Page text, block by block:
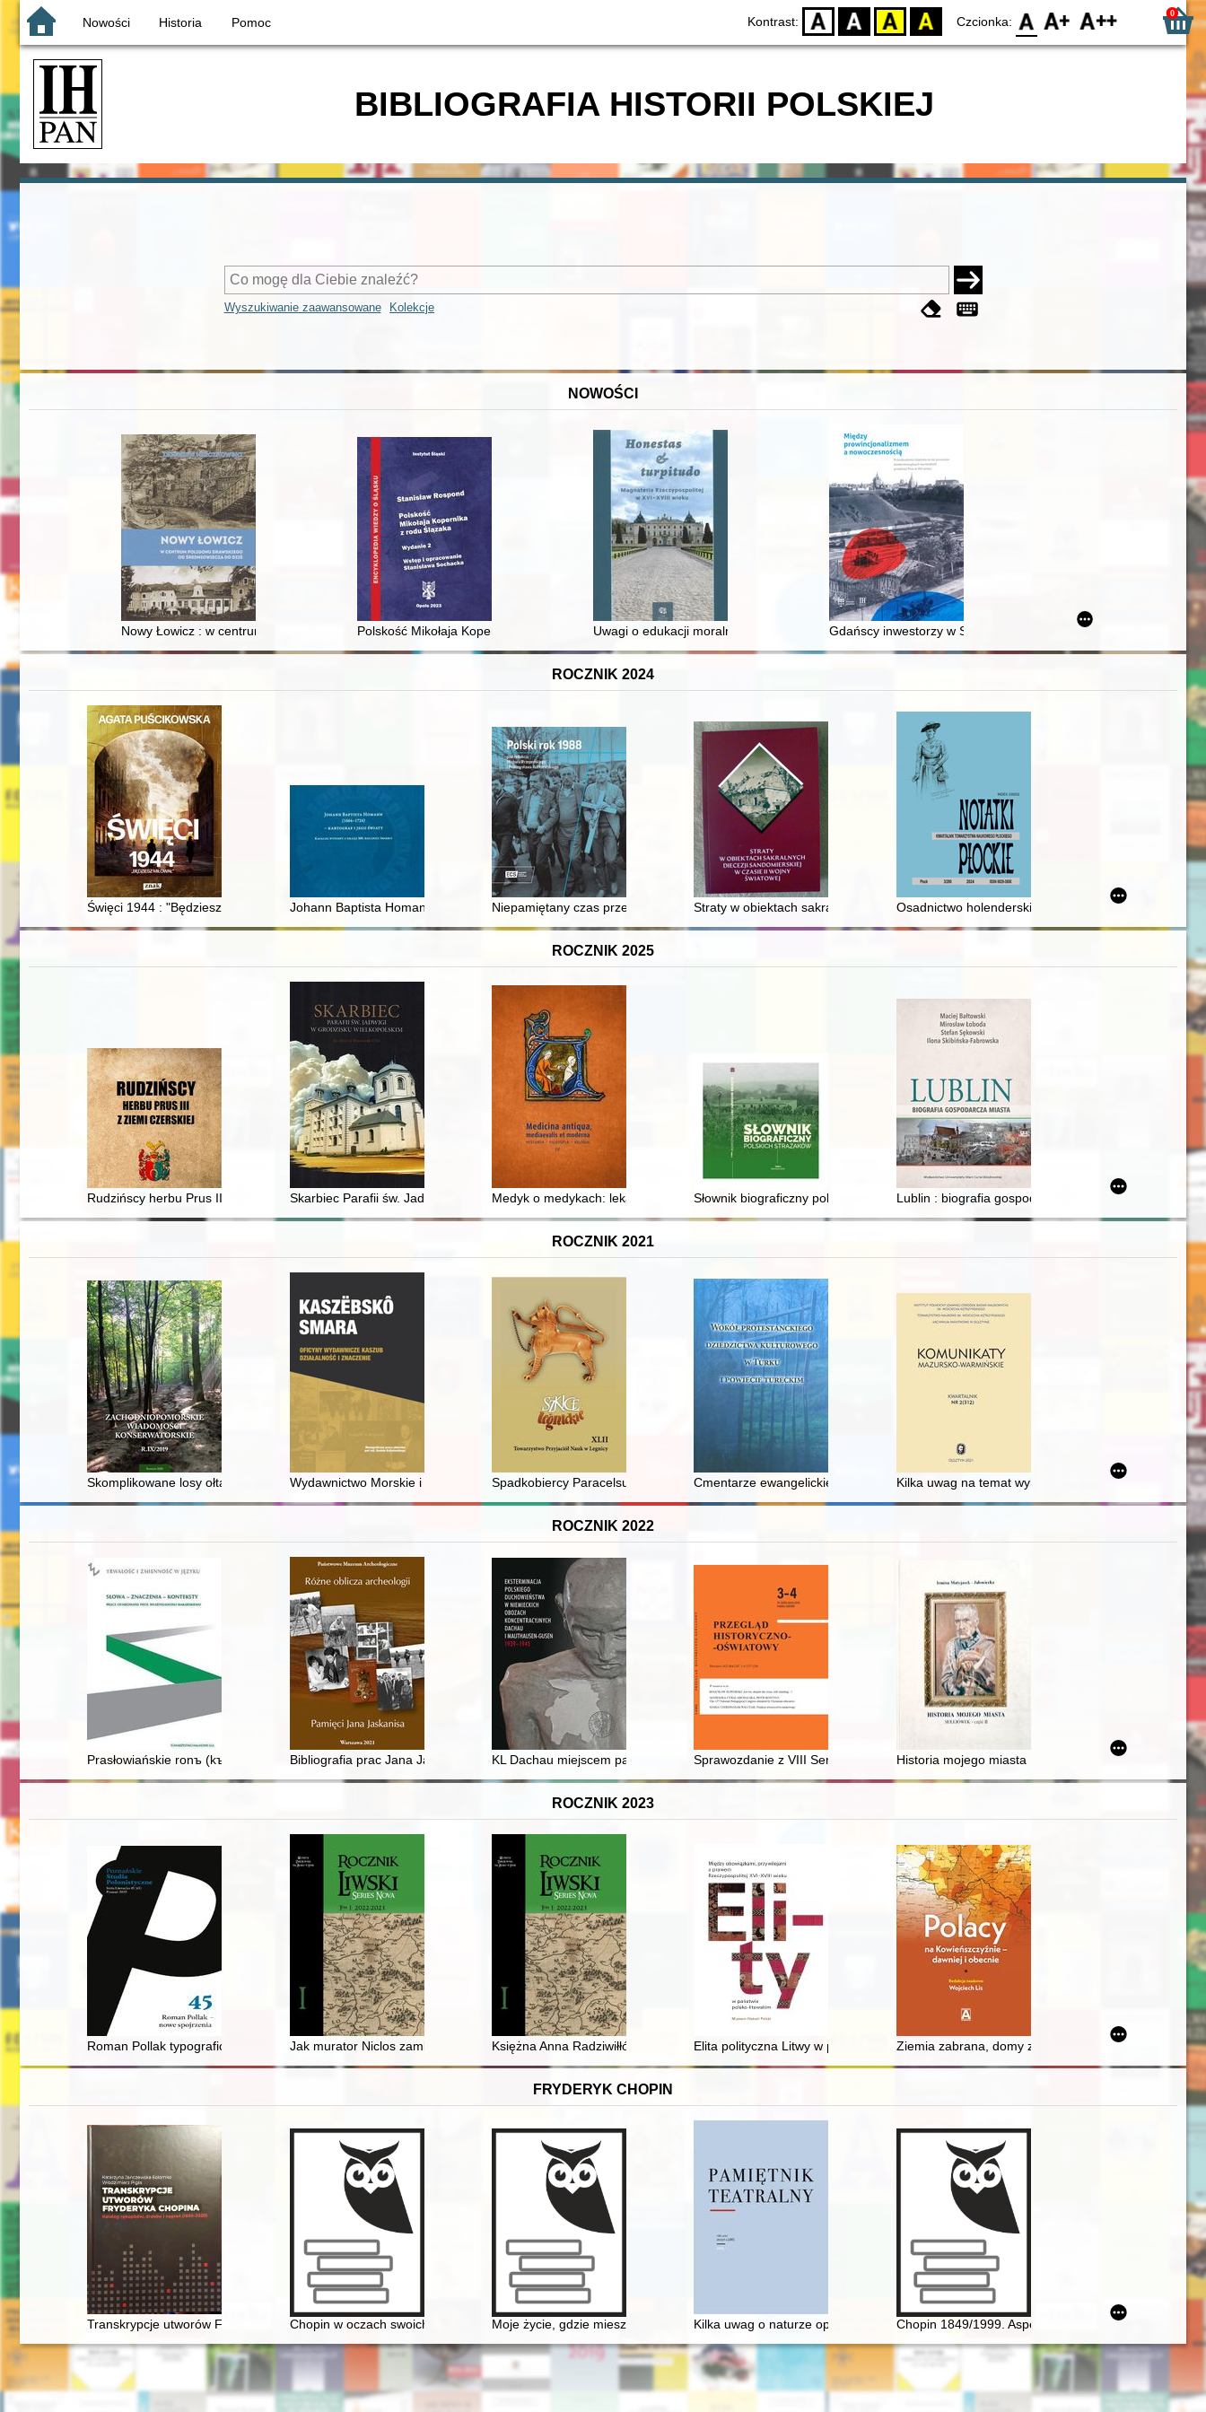
Nowości Historia Pomoc Kontrast: D BW YB BY Czcionka: F0 F1 F2 0
BIBLIOGRAFIA HISTORII POLSKIEJ
Wyszukiwanie zaawansowane Kolekcje
NOWOŚCI
Nowy Łowicz : w centrum poligonu drawskiego od średniowiecza do dziś
Polskość Mikołaja Kopernika z rodu ŚlązakaUwagi o edukacji moralnej synów szlacheckich w XVI-wiecznej Rzeczypospolitej
Gdańscy inwestorzy w Sopocie : prestiż finansowy i towarzyski
ROCZNIK 2024
Święci 1944 : "Będziesz miłował" Johann Baptista Homann (1664-1724) - kartograf i jego światy : katalog wystawy z okazji 300. rocznicy śmierci
Niepamiętany czas przełomu : ograniczona struktura pamięci polskiej transformacji
Straty w obiektach sakralnych dekanatu koprzywnickiegoOsadnictwo holenderskie - olęderskie (olenderskie) i
ROCZNIK 2025
Rudzińscy herbu Prus III z ziemi ciechanowskiej w archiwaliach : przasnyskie ziemskie wieczyste. T. 7
Skarbiec Parafii św. Jadwigi w Grodzisku WielkopolskimMedyk o medykach: lekarze w dziele "Chronica Polonorum" Macieja z Miechowa
Słownik biograficzny polskich strażaków. T. 2Lublin : biografia gospodarcza miasta
ROCZNIK 2021
Skomplikowane losy ołtarza z kościoła pw. Wniebowzięcia NMP w Pęzinie
Wydawnictwo Morskie i literatura kaszubskaSpadkobiercy Paracelsusa w Legnicy i apteczne mikstury : zapomniane źródła do dziejów renesansowej medycyny
Cmentarze ewangelickie w powiecie tureckim w ujęciu źródłowo-historiograficznym
Kilka uwag na temat wyboru źródeł pt. "W cieniu
ROCZNIK 2022
Prasłowiańskie ronъ (kъ) 'urwisko' w toponimii polskiej?
Bibliografia prac Jana Jaskanisa KL Dachau miejscem pamięci Sprawozdanie z VIII Seminarium Polskiej Myśli Pedagogicznej "Przedstawiciele
Historia mojego miasta : Sulejówek. Cz. 2
ROCZNIK 2023
Roman Pollak typograficznie : o współpracy z Janem Kuglinem w świetle korespondencji
Jak murator Niclos zamki na Mazowszu budował : zamek Książąt Mazowieckich w Ciechanowie
Księżna Anna Radziwiłłówna, regentka Księstwa Mazowieckiego (1475-1522)
Elita polityczna Litwy w początkach XIX wieku w świetle memoriału Stanisława Ursyna
Ziemia zabrana, domy zburzone, ludzie zesłani,
FRYDERYK CHOPIN
Transkrypcje utworów Fryderyka Chopina : katalog rękopisów, druków i nagrań (1830-2020)
Chopin w oczach swoich uczniów Moje życie, gdzie mieszka B[r]zowski?" - glosa do datowania korespondencji Chopina
Kilka uwag o naturze opery, czyli dlaczego Fryderyk Chopin nie został twórcą opery
Chopin 1849/1999. Aspekte der Rezeptions- und